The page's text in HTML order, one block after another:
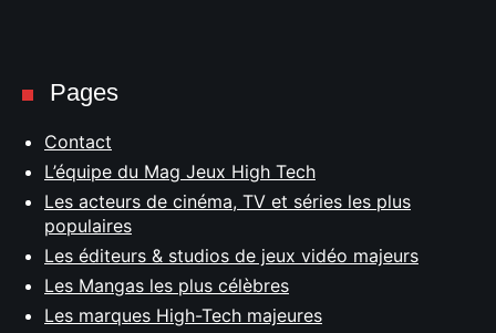
Pages
Contact
L’équipe du Mag Jeux High Tech
Les acteurs de cinéma, TV et séries les plus
populaires
Les éditeurs & studios de jeux vidéo majeurs
Les Mangas les plus célèbres
Les marques High-Tech majeures